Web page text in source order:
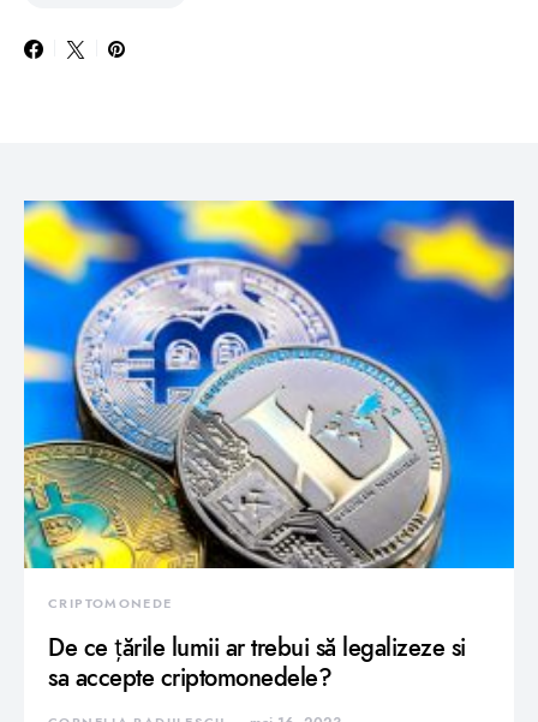
CRIPTOMONEDE
De ce țările lumii ar trebui să legalizeze si
sa accepte criptomonedele?